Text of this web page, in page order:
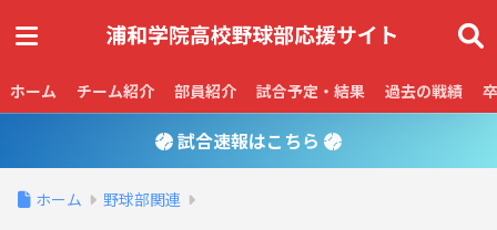
ホーム チーム紹介 部員紹介 試合予定・結果 過去の戦績
試合速報はこちら
ホーム 野球部関連